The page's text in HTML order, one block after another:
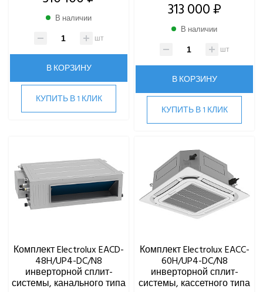
В наличии
шт
В КОРЗИНУ
КУПИТЬ В 1 КЛИК
313 000 ₽
В наличии
шт
В КОРЗИНУ
КУПИТЬ В 1 КЛИК
Комплект Electrolux EACD-
48H/UP4-DC/N8
инверторной сплит-
системы, канального типа
Комплект Electrolux EACC-
60H/UP4-DC/N8
инверторной сплит-
системы, кассетного типа